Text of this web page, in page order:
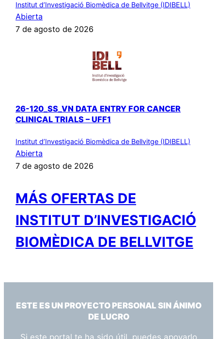
Institut d’Investigació Biomèdica de Bellvitge (IDIBELL)
Abierta
7 de agosto de 2026
26-120_SS_VN DATA ENTRY FOR CANCER
CLINICAL TRIALS – UFF1
Institut d’Investigació Biomèdica de Bellvitge (IDIBELL)
Abierta
7 de agosto de 2026
MÁS OFERTAS DE
INSTITUT D’INVESTIGACIÓ
BIOMÈDICA DE BELLVITGE
ESTE ES UN PROYECTO PERSONAL SIN ÁNIMO
DE LUCRO
Si este portal te ha sido útil, puedes apoyarlo